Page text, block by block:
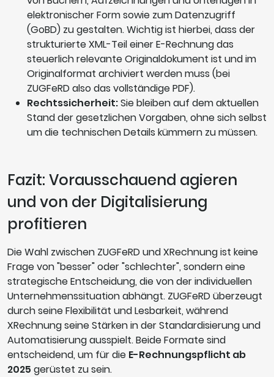
elektronischer Form sowie zum Datenzugriff
(GoBD) zu gestalten. Wichtig ist hierbei, dass der
strukturierte XML-Teil einer E-Rechnung das
steuerlich relevante Originaldokument ist und im
Originalformat archiviert werden muss (bei
ZUGFeRD also das vollständige PDF).
Rechtssicherheit:Sie bleiben auf dem aktuellen
Stand der gesetzlichen Vorgaben, ohne sich selbst
um die technischen Details kümmern zu müssen.
Fazit: Vorausschauend agieren
und von der Digitalisierung
profitieren
Die Wahl zwischen ZUGFeRD und XRechnung ist keine
Frage von "besser" oder "schlechter", sondern eine
strategische Entscheidung, die von der individuellen
Unternehmenssituation abhängt. ZUGFeRD überzeugt
durch seine Flexibilität und Lesbarkeit, während
XRechnung seine Stärken in der Standardisierung und
Automatisierung ausspielt. Beide Formate sind
entscheidend, um für die E-Rechnungspflicht ab
2025 gerüstet zu sein.